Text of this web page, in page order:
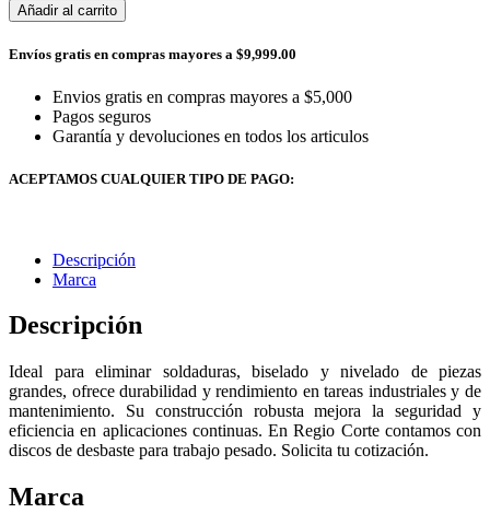
Añadir al carrito
Envíos gratis en compras mayores a $9,999.00
Envios gratis en compras mayores a $5,000
Pagos seguros
Garantía y devoluciones en todos los articulos
ACEPTAMOS CUALQUIER TIPO DE PAGO:
Descripción
Marca
Descripción
Ideal para eliminar soldaduras, biselado y nivelado de piezas
grandes, ofrece durabilidad y rendimiento en tareas industriales y de
mantenimiento. Su construcción robusta mejora la seguridad y
eficiencia en aplicaciones continuas. En Regio Corte contamos con
discos de desbaste para trabajo pesado. Solicita tu cotización.
Marca